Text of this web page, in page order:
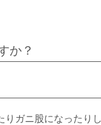
か？
ガニ股になったり